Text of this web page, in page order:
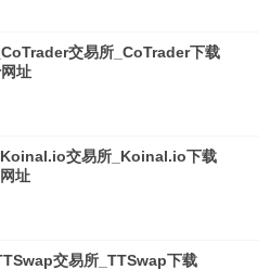
交易所_CoTrader下载
址
交易所_Koinal.io下载
址
交易所_TTSwap下载